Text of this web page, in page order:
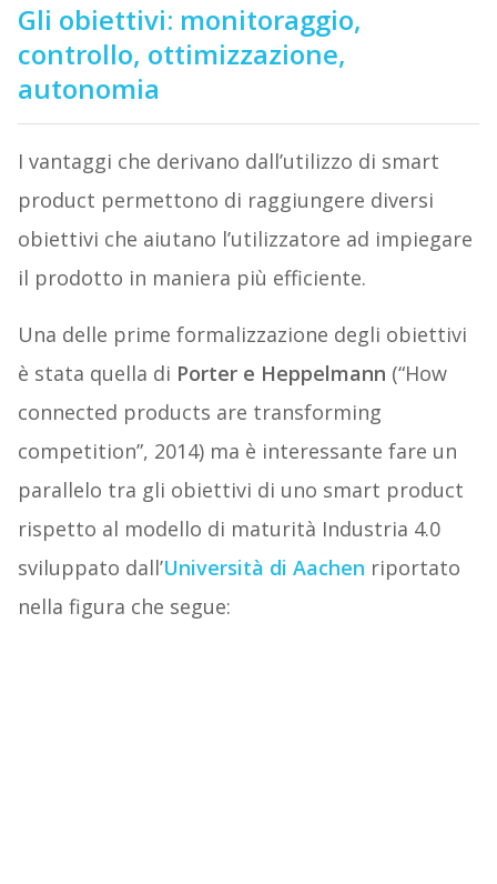
Gli obiettivi: monitoraggio,
controllo, ottimizzazione,
autonomia
I vantaggi che derivano dall’utilizzo di smart
product permettono di raggiungere diversi
obiettivi che aiutano l’utilizzatore ad impiegare
il prodotto in maniera più efficiente.
Una delle prime formalizzazione degli obiettivi
è stata quella di Porter e Heppelmann (“How
connected products are transforming
competition”, 2014) ma è interessante fare un
parallelo tra gli obiettivi di uno smart product
rispetto al modello di maturità Industria 4.0
sviluppato dall’Università di Aachen riportato
nella figura che segue: